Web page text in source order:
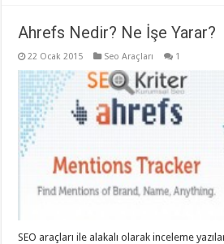
Ahrefs Nedir? Ne İşe Yarar?
22 Ocak 2015 Seo Araçları 1
SEO araçları ile alakalı olarak inceleme